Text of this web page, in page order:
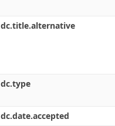
dc.title.alternative
dc.type
dc.date.accepted